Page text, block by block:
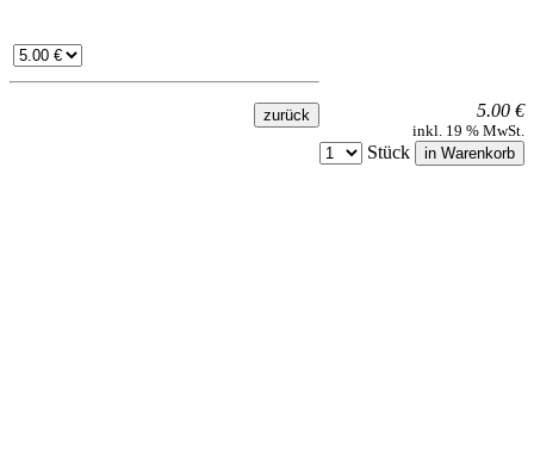
5.00 €
inkl. 19 % MwSt.
Stück